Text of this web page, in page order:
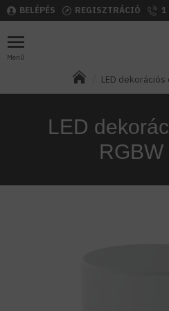
BELÉPÉS REGISZTRÁCIÓ 1
LED dekorációs
LED
RGBW